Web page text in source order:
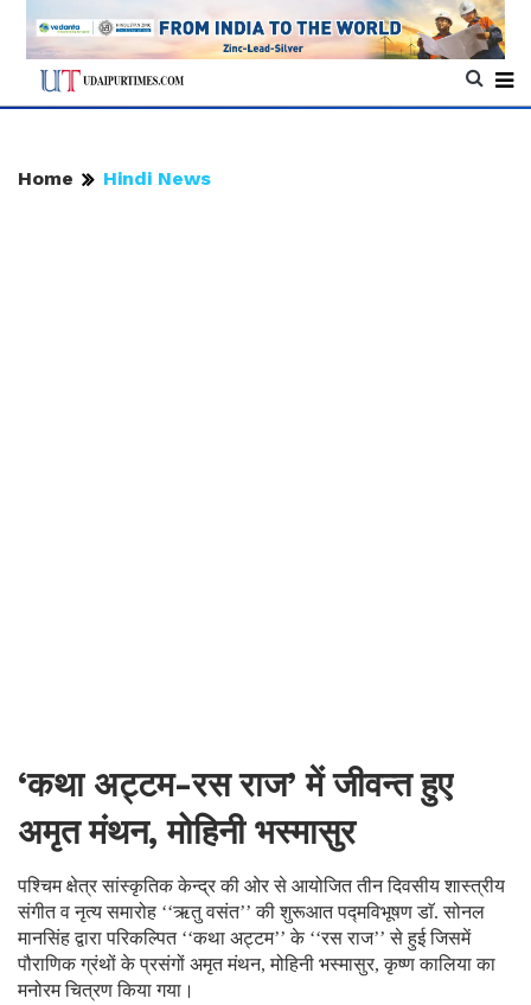
Home Hindi News
‘कथा अट्टम-रस राज’ में जीवन्त हुए
अमृत मंथन, मोहिनी भस्मासुर
पश्चिम क्षेत्र सांस्कृतिक केन्द्र की ओर से आयोजित तीन दिवसीय शास्त्रीय
संगीत व नृत्य समारोह ‘‘ऋतु वसंत’’ की शुरूआत पद्मविभूषण डाॅ. सोनल
मानसिंह द्वारा परिकल्पित ‘‘कथा अट्टम’’ के ‘‘रस राज’’ से हुई जिसमें
पौराणिक ग्रंथों के प्रसंगों अमृत मंथन, मोहिनी भस्मासुर, कृष्ण कालिया का
मनोरम चित्रण किया गया।